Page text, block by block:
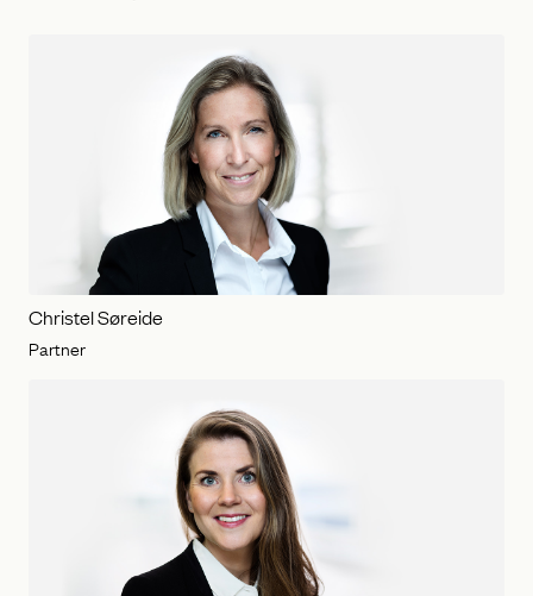
Christel Søreide
Partner